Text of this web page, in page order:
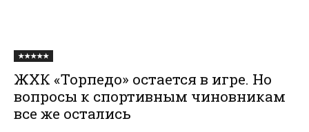
★★★★★
ЖХК «Торпедо» остается в игре. Но
вопросы к спортивным чиновникам
все же остались